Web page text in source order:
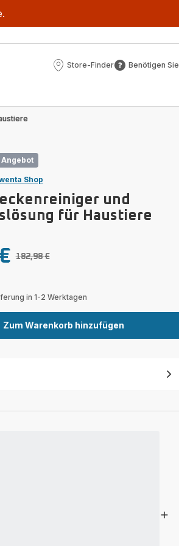
Store-Finder
Store-
Benötigen
Benötigen
Angebot
Shop
und
für Haustiere
182,98 €
in 1-2 Werktagen
Zum Warenkorb hinzufügen